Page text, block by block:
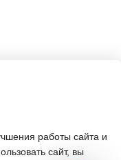
работы сайта и
сайт, вы